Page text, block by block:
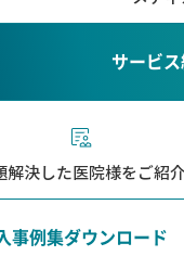
サービ
解決した医院様をご紹介
事例集ダウンロード